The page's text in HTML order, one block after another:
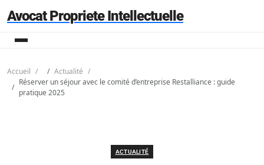
Avocat Propriete Intellectuelle
Accueil
Actualité
Réserver un séjour avec le comité d’entreprise Restalliance : guide
pratique 2025
ACTUALITÉ